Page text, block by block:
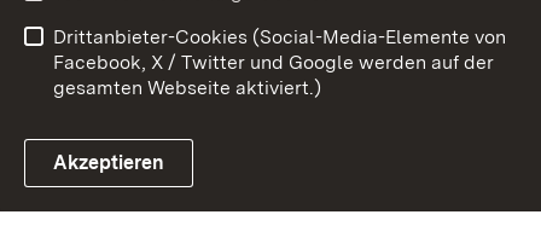
Link zum Landesportal
Cookies
Drittanbieter-Cookies (Social-Media-Elemente von
Facebook, X / Twitter und Google werden auf der
gesamten Webseite aktiviert.)
Akzeptieren